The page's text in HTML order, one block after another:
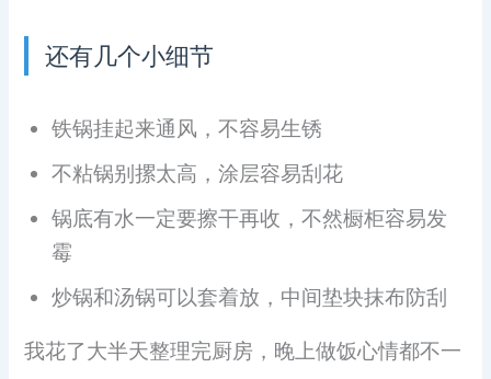
还有几个小细节
铁锅挂起来通风，不容易生锈
不粘锅别摞太高，涂层容易刮花
锅底有水一定要擦干再收，不然橱柜容易发
霉
炒锅和汤锅可以套着放，中间垫块抹布防刮
我花了大半天整理完厨房，晚上做饭心情都不一